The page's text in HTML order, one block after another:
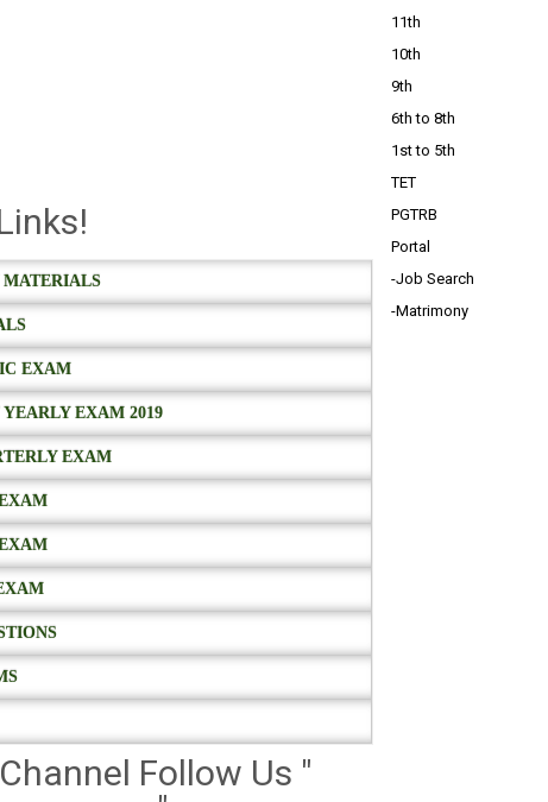
MATERIALS
EXAM
EXAM 2019
EXAM
Follow Us "
11th
10th
9th
6th to 8th
1st to 5th
TET
PGTRB
Portal
-Job Search
-Matrimony